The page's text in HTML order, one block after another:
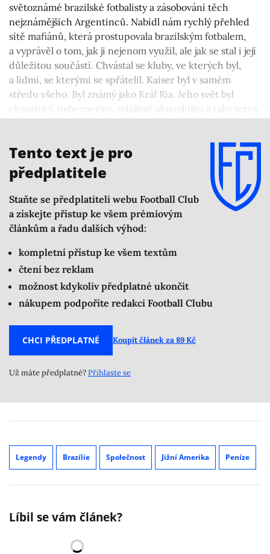
světoznámé brazilské fotbalisty a zásobování těch
nejznámějších Argentinců. Nabídl nám rychlý přehled
sítě mafiánů, která prostupovala brazilským fotbalem,
a vyprávěl o tom, jak ji nejenom využil, ale jak se stal i její
důležitou součástí. Chvástal se kluby, ve kterých byl,
a lidmi, se kterými se spřátelil. Kaiser byl v samém
středu všeho. Byl známý jako Král Ria. Jeho svět byl
chaotický, nebezpečný, zvláštně okouzlující a taky sotva
Tento text je pro
předplatitele
Staňte se předplatiteli webu Football Club
a získejte přístup ke všem prémiovým
článkům a řadu dalších výhod:
kompletní přístup ke všem textům
čtení bez reklam
možnost kdykoliv předplatné ukončit
nákupem podpoříte redakci Football Clubu
CHCI PŘEDPLATNÉ Koupit článek za 89 Kč
Už máte předplatné?Přihlaste se
Legendy Brazílie Společnost Jižní Amerika Peníze
Líbil se vám článek?